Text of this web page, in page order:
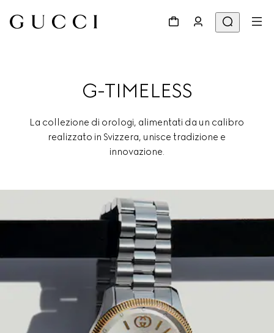
G-TIMELESS
La collezione di orologi, alimentati da un calibro
realizzato in Svizzera, unisce tradizione e
innovazione.